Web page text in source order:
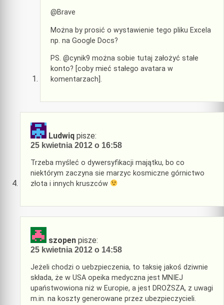
@Brave
Można by prosić o wystawienie tego pliku Excela
np. na Google Docs?
PS. @cynik9 można sobie tutaj założyć stałe
konto? [coby mieć stałego avatara w
komentarzach].
Ludwiq pisze:
25 kwietnia 2012 o 16:58
Trzeba myśleć o dywersyfikacji majątku, bo co
niektórym zaczyna sie marzyc kosmiczne górnictwo
złota i innych kruszców
szopen pisze:
25 kwietnia 2012 o 14:58
Jeżeli chodzi o uebzpieczenia, to taksię jakoś dziwnie
składa, że w USA opeika medyczna jest MNIEJ
upaństwowiona niż w Europie, a jest DROŻSZA, z uwagi
m.in. na koszty generowane przez ubezpieczycieli.